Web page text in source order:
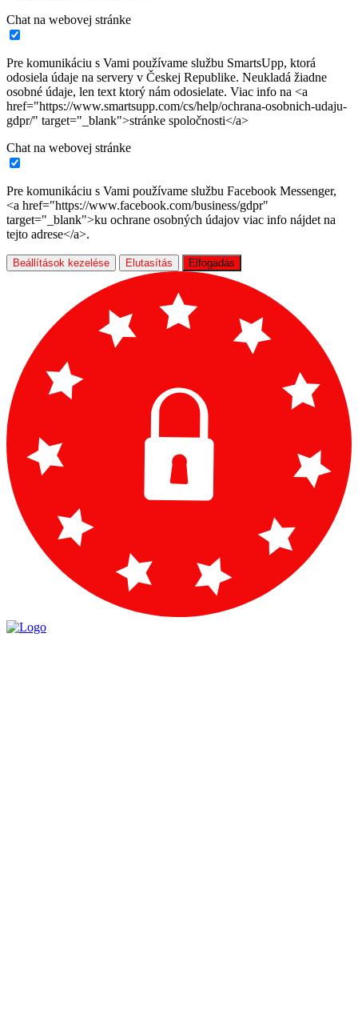
Chat na webovej stránke
Pre komunikáciu s Vami používame službu SmartsUpp, ktorá
odosiela údaje na servery v Českej Republike. Neukladá žiadne
osobné údaje, len text ktorý nám odosielate. Viac info na <a
href="https://www.smartsupp.com/cs/help/ochrana-osobnich-udaju-
gdpr/" target="_blank">stránke spoločnosti</a>
Chat na webovej stránke
Pre komunikáciu s Vami používame službu Facebook Messenger,
<a href="https://www.facebook.com/business/gdpr"
target="_blank">ku ochrane osobných údajov viac info nájdet na
tejto adrese</a>.
Beállítások kezelése Elutasítás Elfogadás